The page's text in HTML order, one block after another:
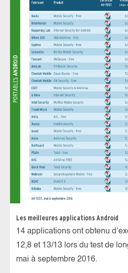
Les meilleures applications Android
14 applications ont obtenu
12,8 et 13/13 lors du test de
mai à septembre 2016.